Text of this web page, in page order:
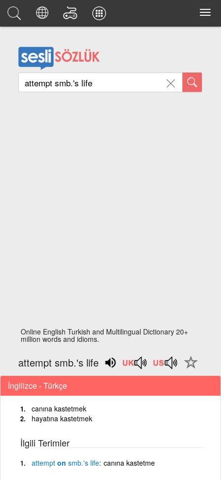
Online English Turkish and Multilingual Dictionary 20+
million words and idioms.
attempt smb.'s life
İngilizce - Türkçe
canına kastetmek
hayatına kastetmek
İlgili Terimler
attempt on smb.'s life canına kastetme